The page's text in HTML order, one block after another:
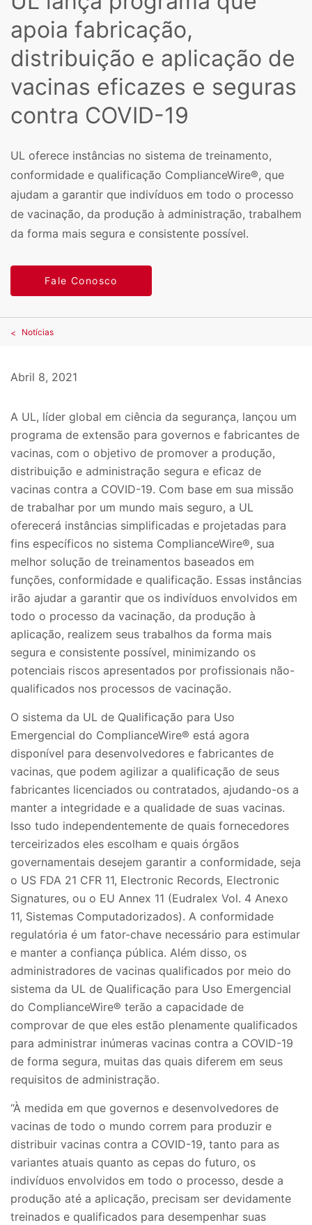
apoia fabricação,
distribuição e aplicação de
vacinas eficazes e seguras
contra COVID-19
UL oferece instâncias no sistema de treinamento,
conformidade e qualificação ComplianceWire®, que
ajudam a garantir que indivíduos em todo o processo
de vacinação, da produção à administração, trabalhem
da forma mais segura e consistente possível.
Fale Conosco
Notícias
Abril 8, 2021
A UL, líder global em ciência da segurança, lançou um
programa de extensão para governos e fabricantes de
vacinas, com o objetivo de promover a produção,
distribuição e administração segura e eficaz de
vacinas contra a COVID-19. Com base em sua missão
de trabalhar por um mundo mais seguro, a UL
oferecerá instâncias simplificadas e projetadas para
fins específicos no sistema ComplianceWire®, sua
melhor solução de treinamentos baseados em
funções, conformidade e qualificação. Essas instâncias
irão ajudar a garantir que os indivíduos envolvidos em
todo o processo da vacinação, da produção à
aplicação, realizem seus trabalhos da forma mais
segura e consistente possível, minimizando os
potenciais riscos apresentados por profissionais não-
qualificados nos processos de vacinação.
O sistema da UL de Qualificação para Uso
Emergencial do ComplianceWire® está agora
disponível para desenvolvedores e fabricantes de
vacinas, que podem agilizar a qualificação de seus
fabricantes licenciados ou contratados, ajudando-os a
manter a integridade e a qualidade de suas vacinas.
Isso tudo independentemente de quais fornecedores
terceirizados eles escolham e quais órgãos
governamentais desejem garantir a conformidade, seja
o US FDA 21 CFR 11, Electronic Records, Electronic
Signatures, ou o EU Annex 11 (Eudralex Vol. 4 Anexo
11, Sistemas Computadorizados). A conformidade
regulatória é um fator-chave necessário para estimular
e manter a confiança pública. Além disso, os
administradores de vacinas qualificados por meio do
sistema da UL de Qualificação para Uso Emergencial
do ComplianceWire® terão a capacidade de
comprovar de que eles estão plenamente qualificados
para administrar inúmeras vacinas contra a COVID-19
de forma segura, muitas das quais diferem em seus
requisitos de administração.
“À medida em que governos e desenvolvedores de
vacinas de todo o mundo correm para produzir e
distribuir vacinas contra a COVID-19, tanto para as
variantes atuais quanto as cepas do futuro, os
indivíduos envolvidos em todo o processo, desde a
produção até a aplicação, precisam ser devidamente
treinados e qualificados para desempenhar suas